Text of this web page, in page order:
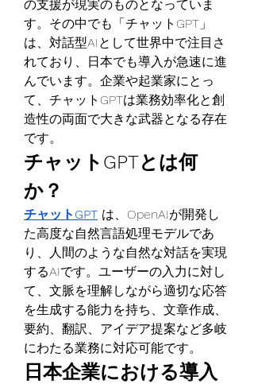
の支援が現実のものとなっていま
す。その中でも「チャットGPT」
は、対話型AIとして世界中で注目さ
れており、日本でも導入が急速に進
んでいます。企業や起業家にとっ
て、チャットGPTは業務効率化と創
造性の両面で大きな武器となる存在
です。
チャットGPTとは何
か？
チャットGPT は、OpenAIが開発し
た高度な自然言語処理モデルであ
り、人間のような自然な対話を実現
するAIです。ユーザーの入力に対し
て、文脈を理解しながら適切な応答
を生成する能力を持ち、文章作成、
要約、翻訳、アイデア提案など多岐
にわたる業務に対応可能です。
日本企業における導入